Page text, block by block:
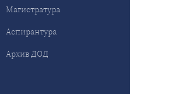
Магистратура
Аспирантура
Архив ДОД